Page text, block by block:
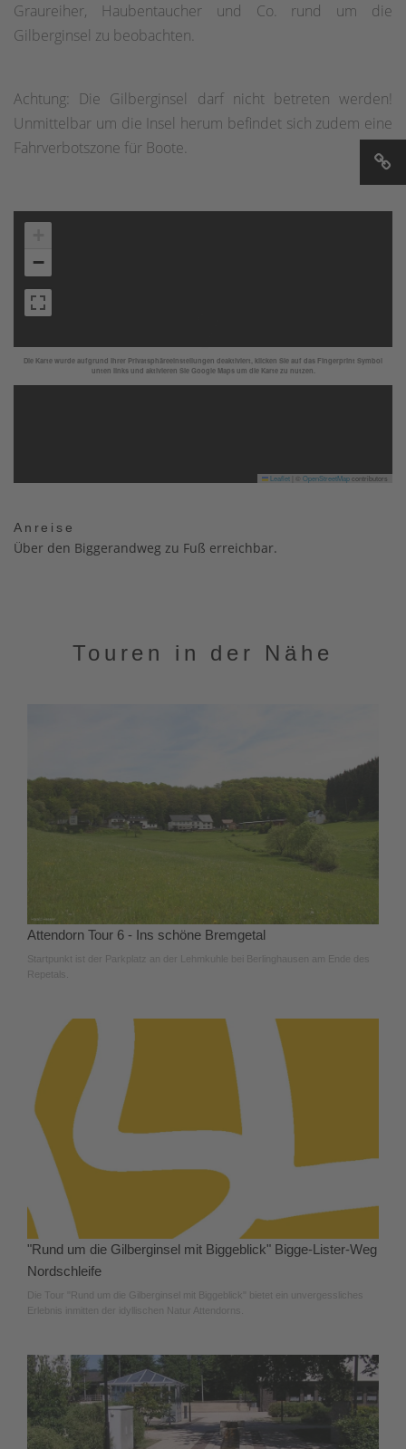
Graureiher, Haubentaucher und Co. rund um die
Gilberginsel zu beobachten.
Achtung: Die Gilberginsel darf nicht betreten werden!
Unmittelbar um die Insel herum befindet sich zudem eine
Fahrverbotszone für Boote.
Die Karte wurde aufgrund Ihrer Privatsphäreeinstellungen deaktiviert, klicken Sie auf das Fingerprint Symbol
unten links und aktivieren Sie Google Maps um die Karte zu nutzen.
−
Leaflet OpenStreetMapcontributors
Anreise
Über den Biggerandweg zu Fuß erreichbar.
Touren in der Nähe
Attendorn Tour 6 - Ins schöne Bremgetal
Startpunkt ist der Parkplatz an der Lehmkuhle bei Berlinghausen am Ende des
Repetals.
"Rund um die Gilberginsel mit Biggeblick" Bigge-Lister-Weg
Nordschleife
Die Tour "Rund um die Gilberginsel mit Biggeblick" bietet ein unvergessliches
Erlebnis inmitten der idyllischen Natur Attendorns.